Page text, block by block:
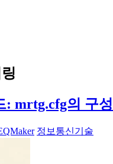
지니어의 기술 블로그.
mrtg.cfg의 구
정보통신기술